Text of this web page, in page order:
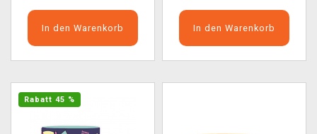
In den Warenkorb In den Warenkorb
Rabatt 45 %